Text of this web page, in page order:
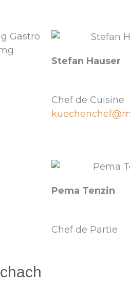
Stefan Hauser
Chef de Cuisine
Pema Tenzin
Chef de Partie